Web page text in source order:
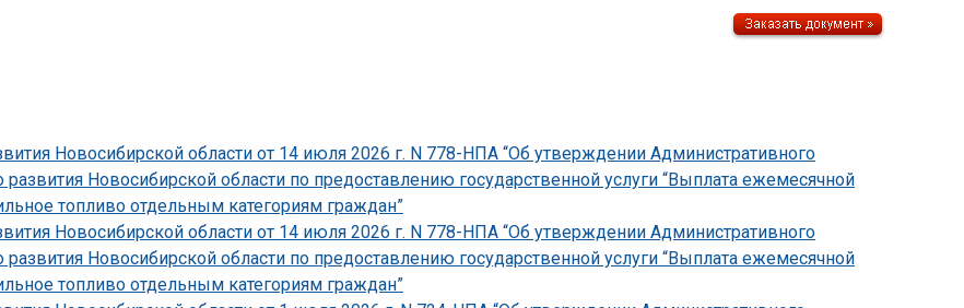
Новосибирской области от 14 июля 2026 г. N 778-НПА “Об утверждении Административного
развития Новосибирской области по предоставлению государственной услуги “Выплата ежемесячной
топливо отдельным категориям граждан”
Новосибирской области от 14 июля 2026 г. N 778-НПА “Об утверждении Административного
развития Новосибирской области по предоставлению государственной услуги “Выплата ежемесячной
топливо отдельным категориям граждан”